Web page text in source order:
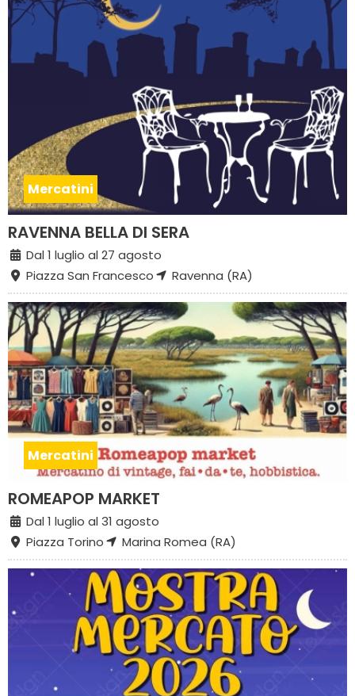
Mercatini
RAVENNA BELLA DI SERA
Dal 1 luglio al 27 agosto
Piazza San Francesco
Ravenna (RA)
Mercatini
ROMEAPOP MARKET
Dal 1 luglio al 31 agosto
Piazza Torino
Marina Romea (RA)